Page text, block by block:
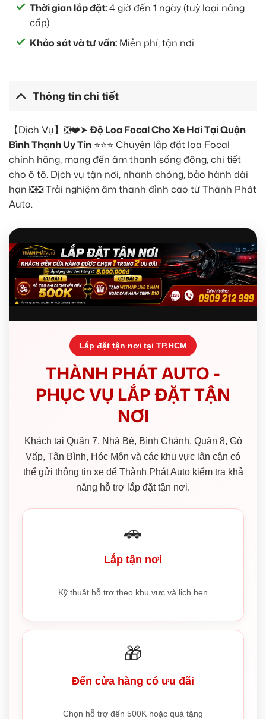
Thời gian lắp đặt:4 giờ đến 1 ngày (tuỳ loại nâng
cấp)
Khảo sát và tư vấn: Miễn phí, tận nơi
Thông tin chi tiết
【Dịch Vụ】❎❤️➤Độ Loa Focal Cho Xe Hơi Tại Quận
Bình Thạnh Uy Tín ⭐⭐⭐ Chuyên lắp đặt loa Focal
chính hãng, mang đến âm thanh sống động, chi tiết
cho ô tô. Dịch vụ tận nơi, nhanh chóng, bảo hành dài
hạn ❎❎ Trải nghiệm âm thanh đỉnh cao từ Thành Phát
Auto.
Lắp đặt tận nơi tại TP.HCM
THÀNH PHÁT AUTO -
PHỤC VỤ LẮP ĐẶT TẬN
NƠI
Khách tại Quận 7, Nhà Bè, Bình Chánh, Quận 8, Gò
Vấp, Tân Bình, Hóc Môn và các khu vực lân cận có
thể gửi thông tin xe để Thành Phát Auto kiểm tra khả
năng hỗ trợ lắp đặt tận nơi.
🚗
Lắp tận nơi
Kỹ thuật hỗ trợ theo khu vực và lịch hẹn
🎁
Đến cửa hàng có ưu đãi
Chọn hỗ trợ đến 500K hoặc quà tặng